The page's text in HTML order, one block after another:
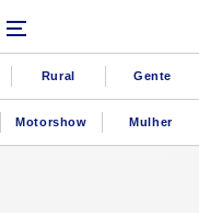
Rural Gente
Motorshow Mulher